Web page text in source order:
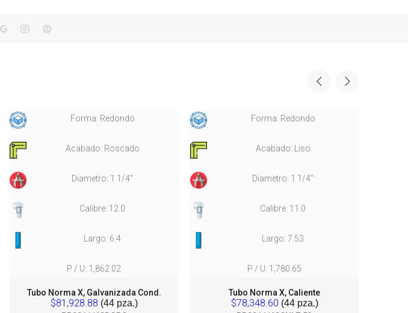
Forma: Redondo
Acabado: Roscado
Diametro: 1 1/4"
Calibre: 12.0
Largo: 6.4
P / U: 1,862.02
Tubo Norma X, Galvanizada Cond.
$81,928.88 (44 pza.)
Forma: Redondo
Acabado: Liso
Diametro: 1 1/4"
Calibre: 11.0
Largo: 7.53
P / U: 1,780.65
Tubo Norma X, Caliente
$78,348.60 (44 pza.)